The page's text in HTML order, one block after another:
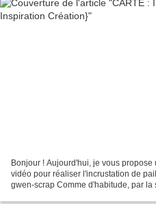
Bonjour ! Aujourd'hui, je vous
vidéo pour réaliser l'incrustation de
gwen-scrap Comme d'habitude, par